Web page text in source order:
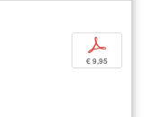
p
€ 9,95